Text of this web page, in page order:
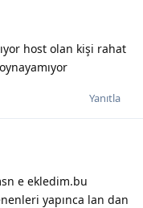
host olan kişi rahat
Yanıtla
e ekledim.bu
yapınca lan dan